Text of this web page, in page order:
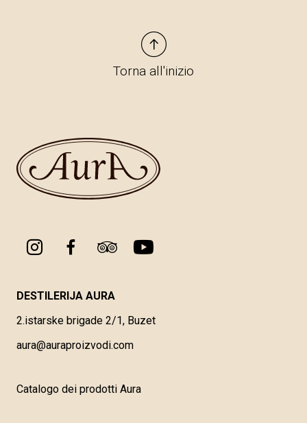
Torna all'inizio
DESTILERIJA AURA
2.istarske brigade 2/1, Buzet
aura@auraproizvodi.com
Catalogo dei prodotti Aura